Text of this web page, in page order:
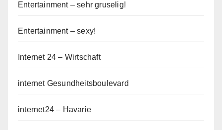
Entertainment – sehr gruselig!
Entertainment – sexy!
Internet 24 – Wirtschaft
internet Gesundheitsboulevard
internet24 – Havarie